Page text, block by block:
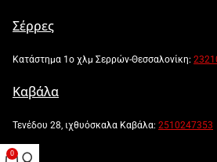
Σέρρες
Κατάστημα 1ο χλμ Σερρών-Θεσσαλονίκη:
Καβάλα
Τενέδου 28, ιχθυόσκαλα Καβάλα: 2510247353
0